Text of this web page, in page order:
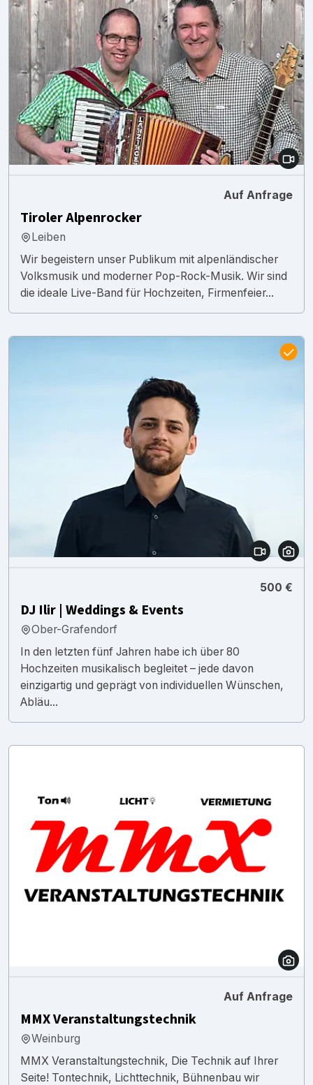
Auf Anfrage
Tiroler Alpenrocker
Leiben
Wir begeistern unser Publikum mit alpenländischer
Volksmusik und moderner Pop-Rock-Musik. Wir sind
die ideale Live-Band für Hochzeiten, Firmenfeier...
500 €
DJ Ilir | Weddings & Events
Ober-Grafendorf
In den letzten fünf Jahren habe ich über 80
Hochzeiten musikalisch begleitet – jede davon
einzigartig und geprägt von individuellen Wünschen,
Abläu...
Auf Anfrage
MMX Veranstaltungstechnik
Weinburg
MMX Veranstaltungstechnik, Die Technik auf Ihrer
Seite! Tontechnik, Lichttechnik, Bühnenbau wir